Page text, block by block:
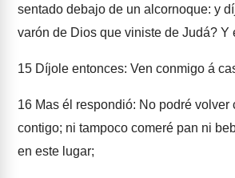
sentado debajo de un alcornoque: y
varón de Dios que viniste de Judá? Y
15 Díjole entonces: Ven conmigo á
16 Mas él respondió: No podré volver
contigo; ni tampoco comeré pan ni
en este lugar;